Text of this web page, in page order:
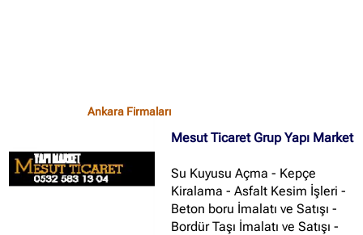
Ankara Firmaları
Mesut Ticaret Grup Yapı Market
Su Kuyusu Açma - Kepçe
Kiralama - Asfalt Kesim İşleri -
Beton boru İmalatı ve Satışı -
Bordür Taşı İmalatı ve Satışı -